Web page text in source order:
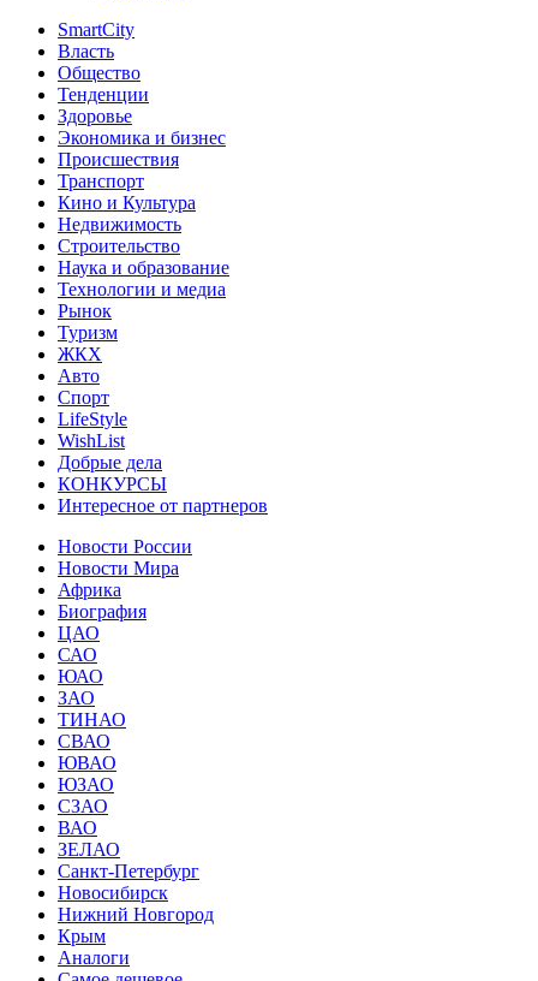
SmartCity
Власть
Общество
Тенденции
Здоровье
Экономика и бизнес
Происшествия
Транспорт
Кино и Культура
Недвижимость
Строительство
Наука и образование
Технологии и медиа
Рынок
Туризм
ЖКХ
Авто
Спорт
LifeStyle
WishList
Добрые дела
КОНКУРСЫ
Интересное от партнеров
Новости России
Новости Мира
Африка
Биография
ЦАО
САО
ЮАО
ЗАО
ТИНАО
СВАО
ЮВАО
ЮЗАО
СЗАО
ВАО
ЗЕЛАО
Санкт-Петербург
Новосибирск
Нижний Новгород
Крым
Аналоги